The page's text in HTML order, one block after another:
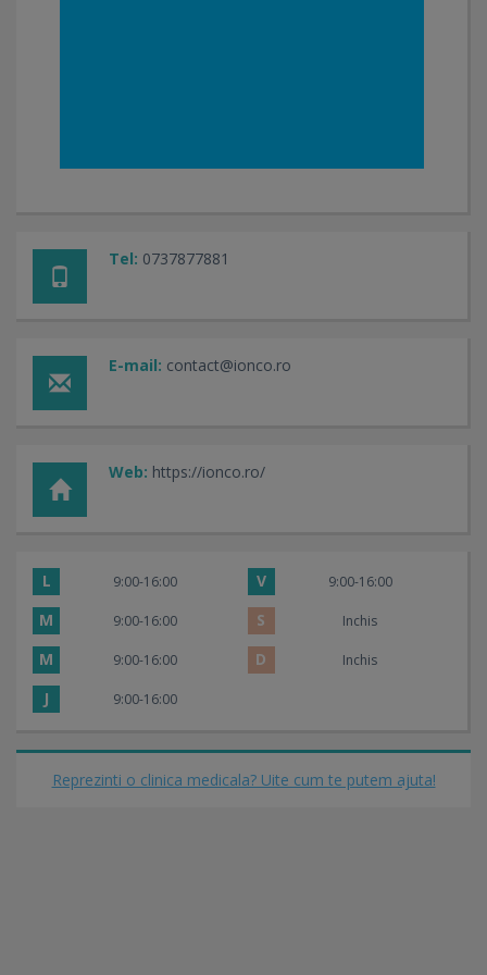
Tel: 0737877881
E-mail: contact@ionco.ro
Web: https://ionco.ro/
L 9:00-16:00 V 9:00-16:00
M 9:00-16:00 S Inchis
M 9:00-16:00 D Inchis
J 9:00-16:00
Reprezinti o clinica medicala? Uite cum te putem ajuta!